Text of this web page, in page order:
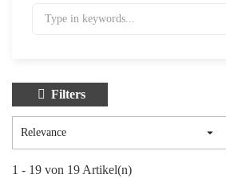
Filters
Relevance 
1 - 19 von 19 Artikel(n)